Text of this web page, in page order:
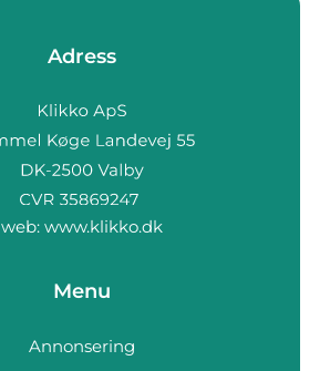
Adress
web: www.klikko.dk
Menu
Annonsering